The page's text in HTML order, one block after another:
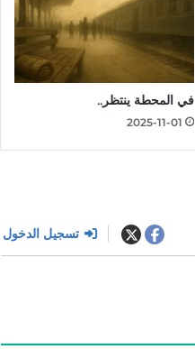
في المحطة ينتظر..
2025-11-01
تسجيل الدخول